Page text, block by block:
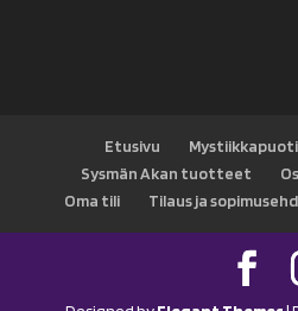
Etusivu Mystiikkapuoti
Sysmän Akan tuotteet
Oma tili
Tilaus ja